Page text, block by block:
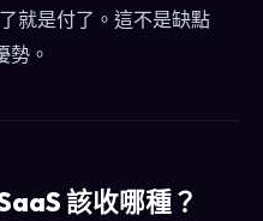
就是付了。這不是缺點
。
該收哪種？